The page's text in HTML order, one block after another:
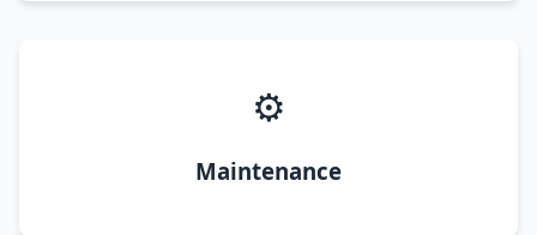
⚙️
Maintenance